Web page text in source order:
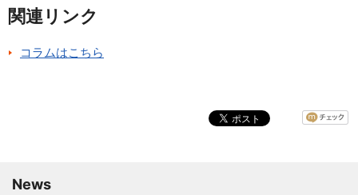
関連リンク
コラムはこちら
News